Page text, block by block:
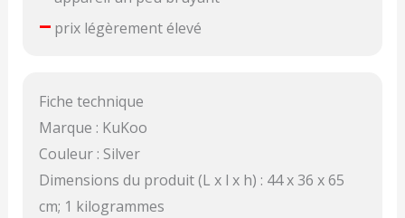
–prix légèrement élevé
Fiche technique
Marque : KuKoo
Couleur : Silver
Dimensions du produit (L x l x h) : 44 x 36 x 65
cm; 1 kilogrammes